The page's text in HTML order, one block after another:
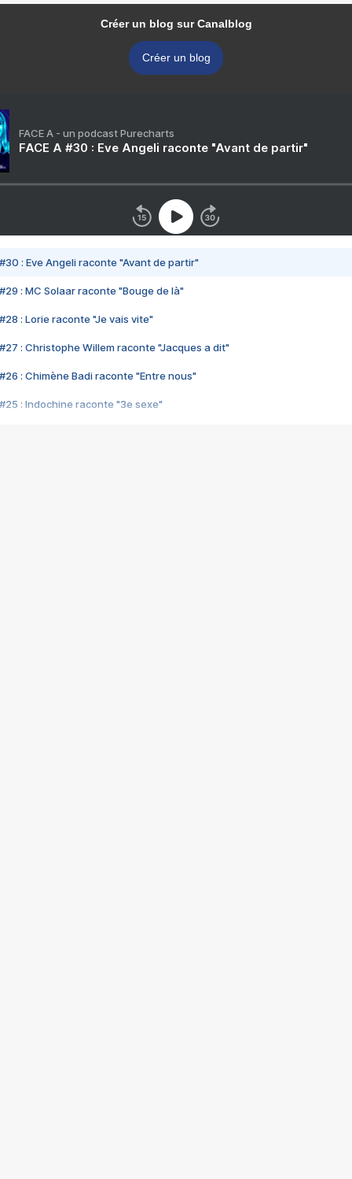
Créer un blog sur Canalblog
Créer un blog
FACE A - un podcast Purecharts
FACE A #30 : Eve Angeli raconte "Avant de partir"
#30 : Eve Angeli raconte "Avant de partir"
#29 : MC Solaar raconte "Bouge de là"
#28 : Lorie raconte "Je vais vite"
#27 : Christophe Willem raconte "Jacques a dit"
#26 : Chimène Badi raconte "Entre nous"
#25 : Indochine raconte "3e sexe"